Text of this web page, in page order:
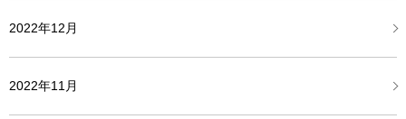
2022年12月
2022年11月